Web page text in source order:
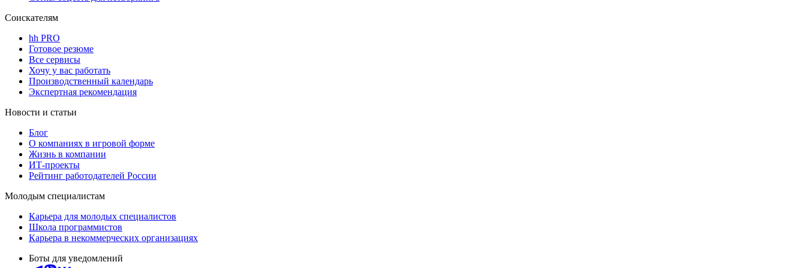
Соискателям
hh PRO
Готовое резюме
Все сервисы
Хочу у вас работать
Производственный календарь
Экспертная рекомендация
Новости и статьи
Блог
О компаниях в игровой форме
Жизнь в компании
ИТ-проекты
Рейтинг работодателей России
Молодым специалистам
Карьера для молодых специалистов
Школа программистов
Карьера в некоммерческих организациях
Боты для уведомлений